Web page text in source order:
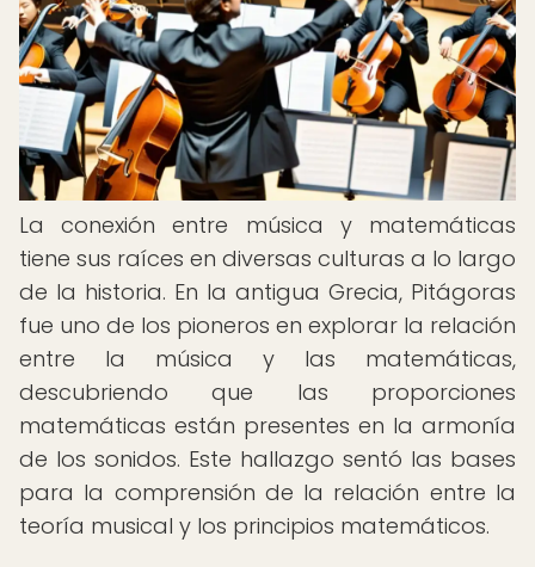
La conexión entre música y matemáticas
tiene sus raíces en diversas culturas a lo largo
de la historia. En la antigua Grecia, Pitágoras
fue uno de los pioneros en explorar la relación
entre la música y las matemáticas,
descubriendo que las proporciones
matemáticas están presentes en la armonía
de los sonidos. Este hallazgo sentó las bases
para la comprensión de la relación entre la
teoría musical y los principios matemáticos.